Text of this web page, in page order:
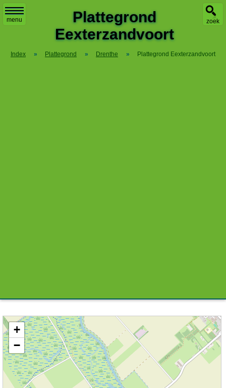
menu zoek
Plattegrond
Eexterzandvoort
Index » Plattegrond » Drenthe » Plattegrond Eexterzandvoort
Kaart / Plattegrond Eexterzandvoort centrum
+
−